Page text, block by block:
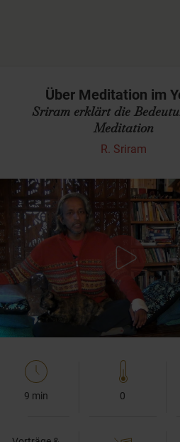
Über Meditation im
Sriram erklärt die
Meditation
R. Sriram
Meditation aus der Sicht des
R. Sriram spricht über die Meditation. Er
als "das Wesen und den Kern des
achtgliedrigen System des Yoga nach
die…
9 min 0